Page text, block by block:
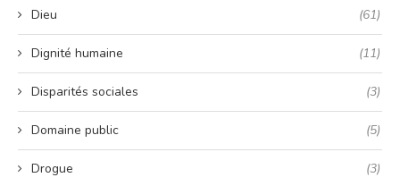
Dieu (61)
Dignité humaine (11)
Disparités sociales (3)
Domaine public (5)
Drogue (3)